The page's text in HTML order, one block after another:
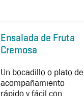
Ensalada de Fruta
Cremosa
Un bocadillo o plato de
acompañamiento
rápido y fácil con